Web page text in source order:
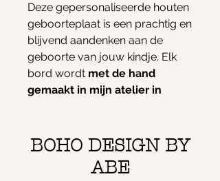
Deze gepersonaliseerde houten
geboorteplaat is een prachtig en
blijvend aandenken aan de
geboorte van jouw kindje. Elk
bord wordt met de hand
gemaakt in mijn atelier in
De naam en geboortedatum
worden in reliëf aangebracht,
gecombineerd met een schattig
BOHO DESIGN BY
ABE